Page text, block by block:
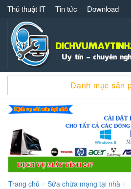
Thủ thuật IT Tin tức Download
Dịch vụ máy tính 247 – 091 861
Danh mục sản
Trang chủ > Sửa chữa mạng tại nhà >